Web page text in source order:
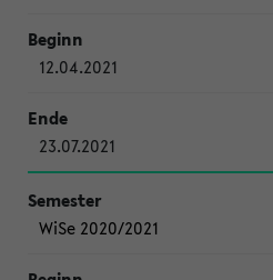
12.04.2021
23.07.2021
WiSe 2020/2021